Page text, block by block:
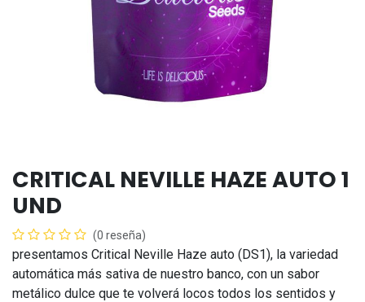
CRITICAL NEVILLE HAZE AUTO 1
UND
(0 reseña)
presentamos Critical Neville Haze auto (DS1), la variedad
automática más sativa de nuestro banco, con un sabor
metálico dulce que te volverá locos todos los sentidos y